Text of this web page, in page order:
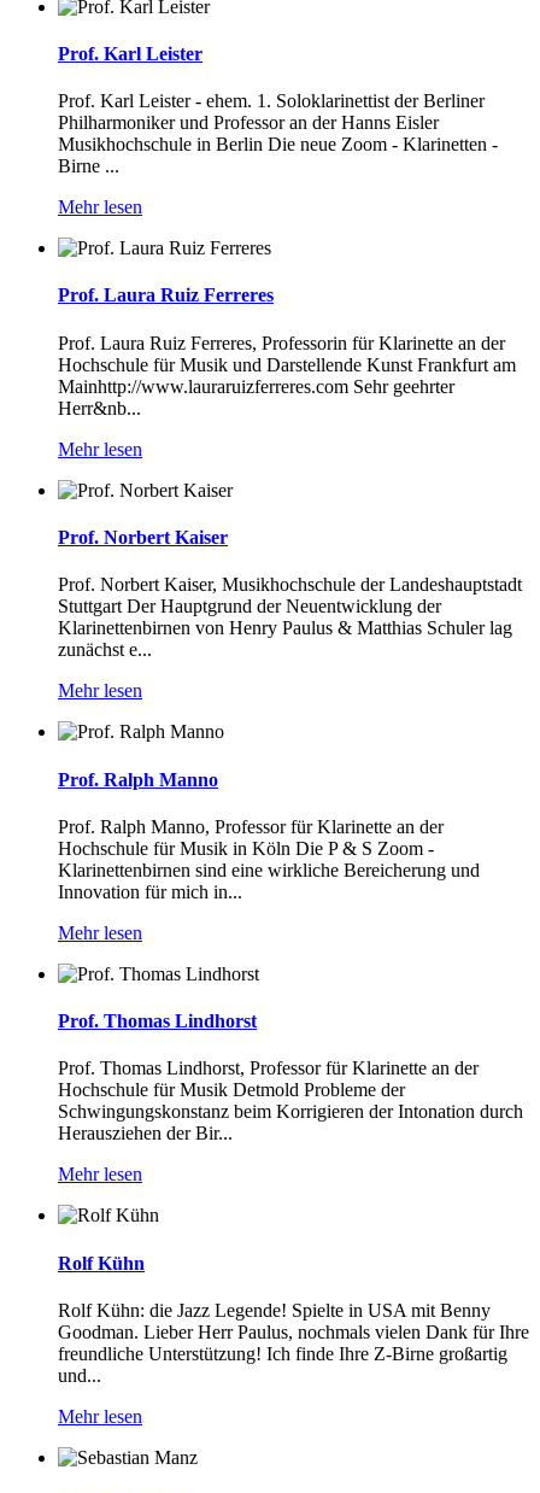
Prof. Karl Leister
Prof. Karl Leister - ehem. 1. Soloklarinettist der Berliner
Philharmoniker und Professor an der Hanns Eisler
Musikhochschule in Berlin Die neue Zoom - Klarinetten -
Birne ...
Mehr lesen
Prof. Laura Ruiz Ferreres
Prof. Laura Ruiz Ferreres, Professorin für Klarinette an der
Hochschule für Musik und Darstellende Kunst Frankfurt am
Mainhttp://www.lauraruizferreres.com Sehr geehrter
Herr&nb...
Mehr lesen
Prof. Norbert Kaiser
Prof. Norbert Kaiser, Musikhochschule der Landeshauptstadt
Stuttgart Der Hauptgrund der Neuentwicklung der
Klarinettenbirnen von Henry Paulus & Matthias Schuler lag
zunächst e...
Mehr lesen
Prof. Ralph Manno
Prof. Ralph Manno, Professor für Klarinette an der
Hochschule für Musik in Köln Die P & S Zoom -
Klarinettenbirnen sind eine wirkliche Bereicherung und
Innovation für mich in...
Mehr lesen
Prof. Thomas Lindhorst
Prof. Thomas Lindhorst, Professor für Klarinette an der
Hochschule für Musik Detmold Probleme der
Schwingungskonstanz beim Korrigieren der Intonation durch
Herausziehen der Bir...
Mehr lesen
Rolf Kühn
Rolf Kühn: die Jazz Legende! Spielte in USA mit Benny
Goodman. Lieber Herr Paulus, nochmals vielen Dank für Ihre
freundliche Unterstützung! Ich finde Ihre Z-Birne großartig
und...
Mehr lesen